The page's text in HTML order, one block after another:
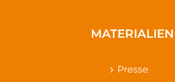
MATERIALIEN
Presse